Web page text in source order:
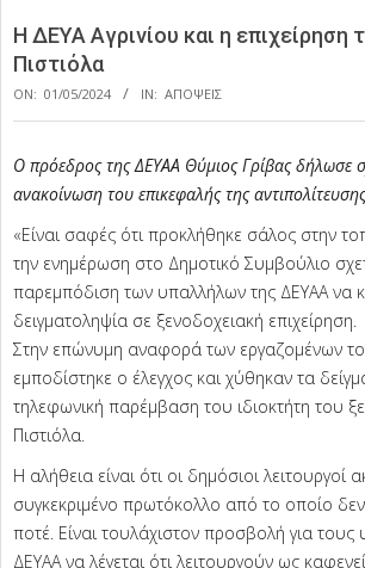
H ΔΕΥΑ Αγρινίου και η
Πιστιόλα
ON: 01/05/2024 IN: ΑΠΟΨΕΙΣ
Ο πρόεδρος της ΔΕΥΑΑ Θύμιος Γρίβας δήλωσε
ανακοίνωση του επικεφαλής της
«Είναι σαφές ότι προκλήθηκε σάλος στην
την ενημέρωση στο Δημοτικό Συμβούλιο
παρεμπόδιση των υπαλλήλων της ΔΕΥΑΑ να
δειγματοληψία σε ξενοδοχειακή επιχείρηση.
Στην επώνυμη αναφορά των εργαζομένων
εμποδίστηκε ο έλεγχος και χύθηκαν τα
τηλεφωνική παρέμβαση του ιδιοκτήτη του
Πιστιόλα.
Η αλήθεια είναι ότι οι δημόσιοι λειτουργοί
συγκεκριμένο πρωτόκολλο από το οποίο
ποτέ. Είναι τουλάχιστον προσβολή για τους
ΔΕΥΑΑ να λέγεται ότι λειτουργούν ως